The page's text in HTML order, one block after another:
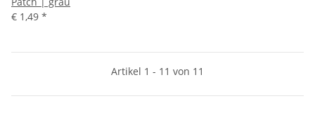
€ 1,49 *
Artikel 1 - 11 von 11